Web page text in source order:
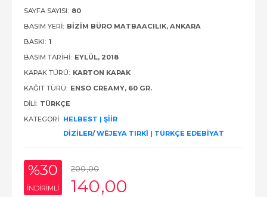
SAYFA SAYISI: 80
BASIM YERI: BIZIM BÜRO MATBAACILIK, ANKARA
BASKI: 1
BASIM TARIHI: EYLÜL, 2018
KAPAK TÜRÜ: KARTON KAPAK
KAĞIT TÜRÜ: ENSO CREAMY, 60 GR.
DILI: TÜRKÇE
KATEGORI: HELBEST | ŞİİR
DİZİLER/WÊJEYA TIRKÎ | TÜRKÇE EDEBİYAT
%30
INDIRIMLI
200,00
140,00